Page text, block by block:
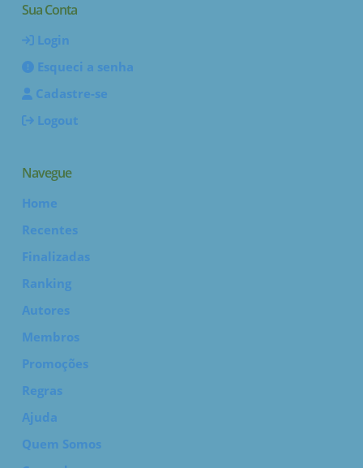
Sua Conta
Login
Esqueci a senha
Cadastre-se
Logout
Navegue
Home
Recentes
Finalizadas
Ranking
Autores
Membros
Promoções
Regras
Ajuda
Quem Somos